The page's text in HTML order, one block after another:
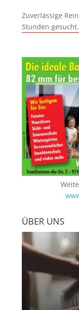
Zuverlässige
Stunden
ÜBER UNS